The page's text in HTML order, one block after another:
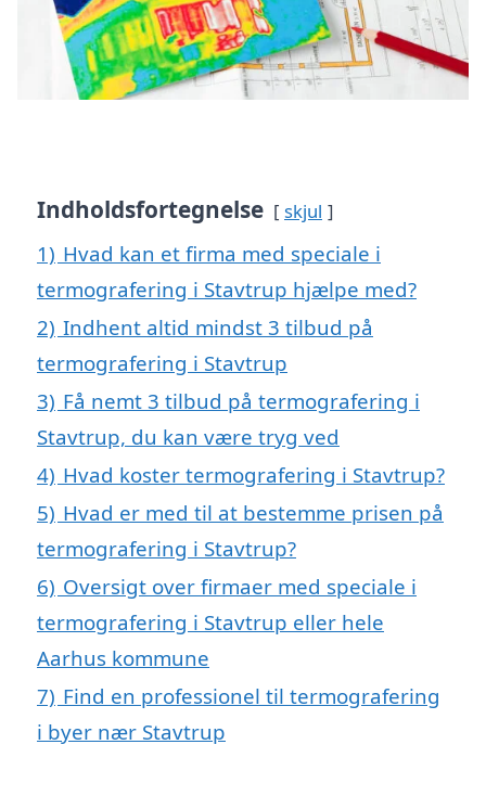
Indholdsfortegnelse skjul
1) Hvad kan et firma med speciale i
termografering i Stavtrup hjælpe med?
2) Indhent altid mindst 3 tilbud på
termografering i Stavtrup
3) Få nemt 3 tilbud på termografering i
Stavtrup, du kan være tryg ved
4) Hvad koster termografering i Stavtrup?
5) Hvad er med til at bestemme prisen på
termografering i Stavtrup?
6) Oversigt over firmaer med speciale i
termografering i Stavtrup eller hele
Aarhus kommune
7) Find en professionel til termografering
i byer nær Stavtrup